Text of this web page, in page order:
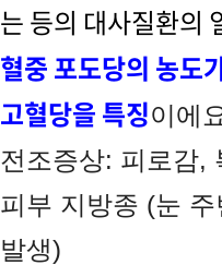
는 등의 대사질환의
혈중 포도당의 농도
고혈당을 특징이에
전조증상: 피로감,
피부 지방종 (눈
발생)